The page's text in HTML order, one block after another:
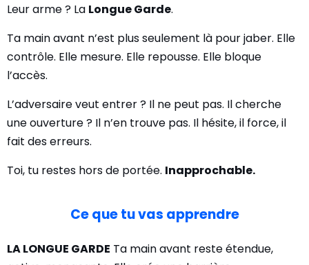
Leur arme ? La Longue Garde.
Ta main avant n’est plus seulement là pour jaber. Elle
contrôle. Elle mesure. Elle repousse. Elle bloque
l’accès.
L’adversaire veut entrer ? Il ne peut pas. Il cherche
une ouverture ? Il n’en trouve pas. Il hésite, il force, il
fait des erreurs.
Toi, tu restes hors de portée. Inapprochable.
Ce que tu vas apprendre
LA LONGUE GARDE Ta main avant reste étendue,